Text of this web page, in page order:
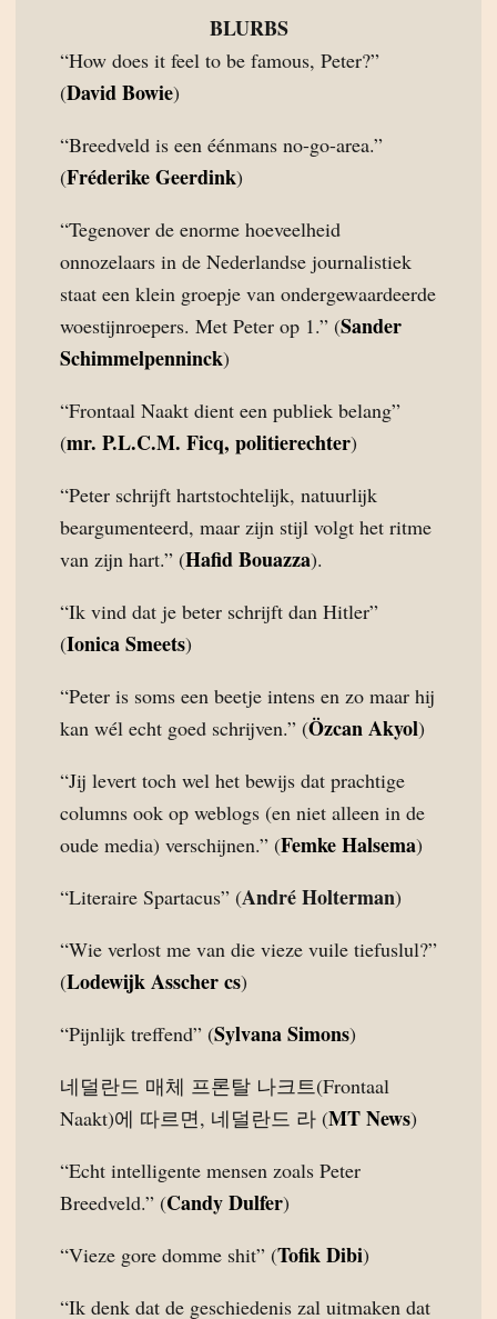
BLURBS
“How does it feel to be famous, Peter?”
(David Bowie)
“Breedveld is een éénmans no-go-area.”
(Fréderike Geerdink)
“Tegenover de enorme hoeveelheid
onnozelaars in de Nederlandse journalistiek
staat een klein groepje van ondergewaardeerde
woestijnroepers. Met Peter op 1.” (Sander
Schimmelpenninck)
“Frontaal Naakt dient een publiek belang”
(mr. P.L.C.M. Ficq, politierechter)
“Peter schrijft hartstochtelijk, natuurlijk
beargumenteerd, maar zijn stijl volgt het ritme
van zijn hart.” (Hafid Bouazza).
“Ik vind dat je beter schrijft dan Hitler”
(Ionica Smeets)
“Peter is soms een beetje intens en zo maar hij
kan wél echt goed schrijven.” (Özcan Akyol)
“Jij levert toch wel het bewijs dat prachtige
columns ook op weblogs (en niet alleen in de
oude media) verschijnen.” (Femke Halsema)
“Literaire Spartacus” (André Holterman)
“Wie verlost me van die vieze vuile tiefuslul?”
(Lodewijk Asscher cs)
“Pijnlijk treffend” (Sylvana Simons)
네덜란드 매체 프론탈 나크트(Frontaal
Naakt)에 따르면, 네덜란드 라 (MT News)
“Echt intelligente mensen zoals Peter
Breedveld.” (Candy Dulfer)
“Vieze gore domme shit” (Tofik Dibi)
“Ik denk dat de geschiedenis zal uitmaken dat